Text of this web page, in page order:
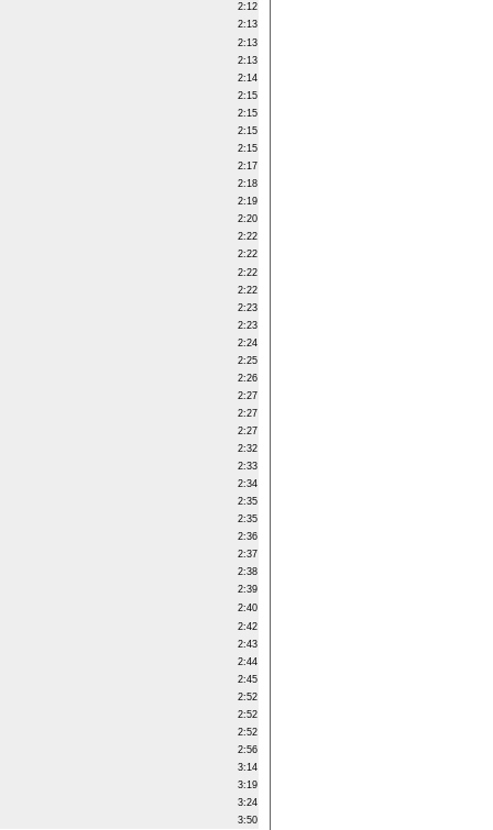
2:12
2:13
2:13
2:13
2:14
2:15
2:15
2:15
2:15
2:17
2:18
2:19
2:20
2:22
2:22
2:22
2:22
2:23
2:23
2:24
2:25
2:26
2:27
2:27
2:27
2:32
2:33
2:34
2:35
2:35
2:36
2:37
2:38
2:39
2:40
2:42
2:43
2:44
2:45
2:52
2:52
2:52
2:56
3:14
3:19
3:24
3:50